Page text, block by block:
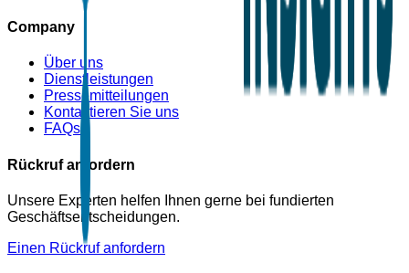
Company
Über uns
Dienstleistungen
Pressemitteilungen
Kontaktieren Sie uns
FAQs
Rückruf anfordern
Unsere Experten helfen Ihnen gerne bei fundierten
Geschäftsentscheidungen.
Einen Rückruf anfordern